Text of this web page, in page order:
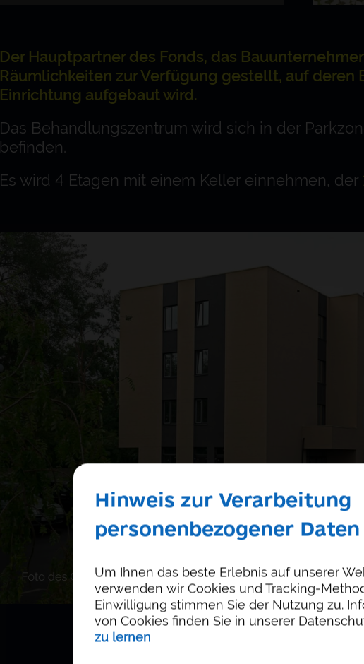
Der Hauptpartner des Fonds, das
Räumlichkeiten zur Verfügung gestellt, auf deren
Einrichtung aufgebaut wird.
Das Behandlungszentrum wird sich in der
befinden.
Es wird 4 Etagen mit einem Keller einnehmen, der
Hinweis zur Verarbeitung
personenbezogener Daten
Um Ihnen das beste Erlebnis auf unserer
verwenden wir Cookies und Tracking-
Einwilligung stimmen Sie der Nutzung zu.
von Cookies finden Sie in unserer
zu lernen